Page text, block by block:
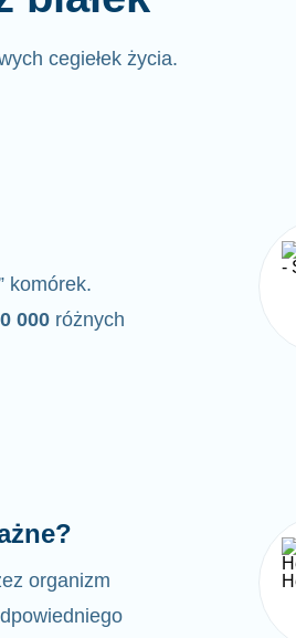
cegiełek życia.
komórek.
000różnych
organizm